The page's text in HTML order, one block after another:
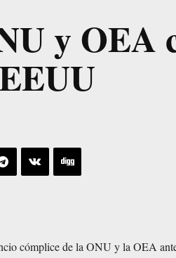
y OEA
cómplice de la ONU y la OEA